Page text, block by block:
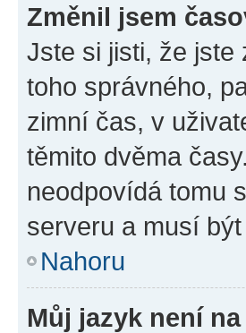
Změnil jsem
Jste si jisti, že jste
toho správného,
zimní čas, v
těmito dvěma
neodpovídá tomu
serveru a musí
Nahoru
Můj jazyk není